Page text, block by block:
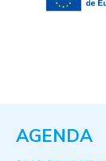
AGENDA